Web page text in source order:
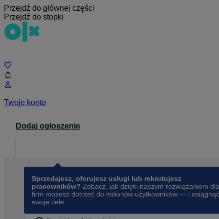
Przejdź do głównej części
Przejdź do stopki
Twoje konto
Dodaj ogłoszenie
Sprzedajesz, oferujesz usługi lub rekrutujesz
pracowników? Zobacz, jak dzięki naszym rozwiązaniom dla
firm możesz dotrzeć do milionów użytkowników — i osiągnąć
swoje cele.